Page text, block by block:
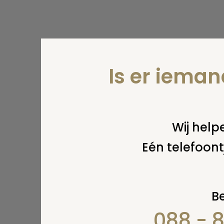
Is er
Wij
Eén